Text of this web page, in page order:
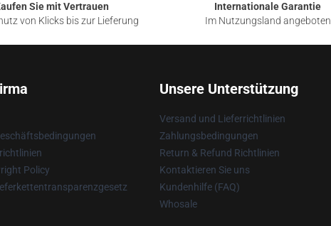
Sie mit Vertrauen
von Klicks bis zur Lieferung
Internationale Garantie
Im Nutzungsland angeboten
Policy
Unsere Unterstützung
Versand und Lieferrichtlinien
Zahlungsbedingungen
Return & Refund Richtlinien
Kontaktieren Sie uns
Kundenhilfe (FAQ)
Whosale